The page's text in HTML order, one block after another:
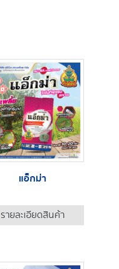
แอ็กม่า
รายละเอียดสินค้า